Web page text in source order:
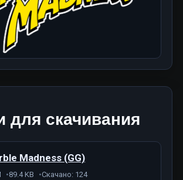
для скачивания
Madness (GG)
89.4 KB Скачано: 124